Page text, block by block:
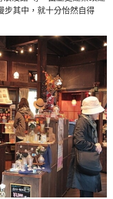
步其中，就十分怡然自得